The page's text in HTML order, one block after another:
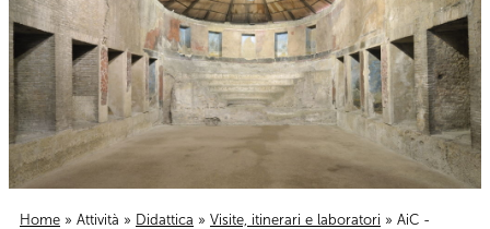
Home » Attività » Didattica » Visite, itinerari e laboratori » AiC -